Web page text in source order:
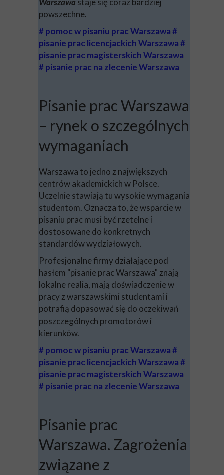
powszechne.
# pomoc w pisaniu prac Warszawa #
pisanie prac licencjackich Warszawa #
pisanie prac magisterskich Warszawa
# pisanie prac na zlecenie Warszawa
Pisanie prac Warszawa
– rynek o szczególnych
wymaganiach
Warszawa to jedno z największych
centrów akademickich w Polsce.
Uczelnie stawiają tu wysokie wymagania
studentom. Oznacza to, że wsparcie w
pisaniu prac musi być rzetelne i
dostosowane do konkretnych
standardów wydziałowych.
Profesjonalne firmy działające pod
hasłem "pisanie prac Warszawa" znają
lokalne realia, mają doświadczenie w
pracy z warszawskimi studentami i
potrafią dopasować się do oczekiwań
poszczególnych promotorów i
kierunków.
# pomoc w pisaniu prac Warszawa #
pisanie prac licencjackich Warszawa #
pisanie prac magisterskich Warszawa
# pisanie prac na zlecenie Warszawa
Pisanie prac
Warszawa. Zagrożenia
związane z